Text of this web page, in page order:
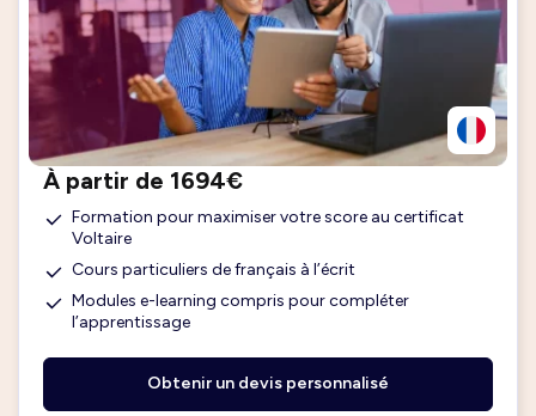
À partir de 1694€
Formation pour maximiser votre score au certificat
Voltaire
Cours particuliers de français à l’écrit
Modules e-learning compris pour compléter
l’apprentissage
Obtenir un devis personnalisé